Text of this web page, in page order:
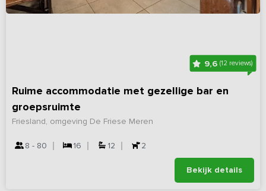
9,6(12 reviews)
Ruime accommodatie met gezellige bar en
groepsruimte
Friesland, omgeving De Friese Meren
8 - 80 16 12 2
Bekijk details